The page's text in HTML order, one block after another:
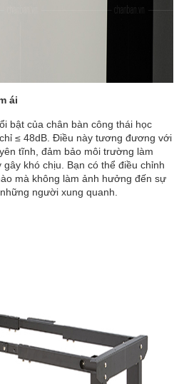
ái
bật của chân bàn công thái học
≤ 48dB. Điều này tương đương với
tĩnh, đảm bảo môi trường làm
khó chịu. Bạn có thể điều chỉnh
mà không làm ảnh hưởng đến sự
người xung quanh.